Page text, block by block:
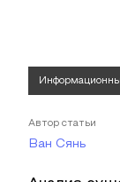
Автор статьи
Ван Сянь